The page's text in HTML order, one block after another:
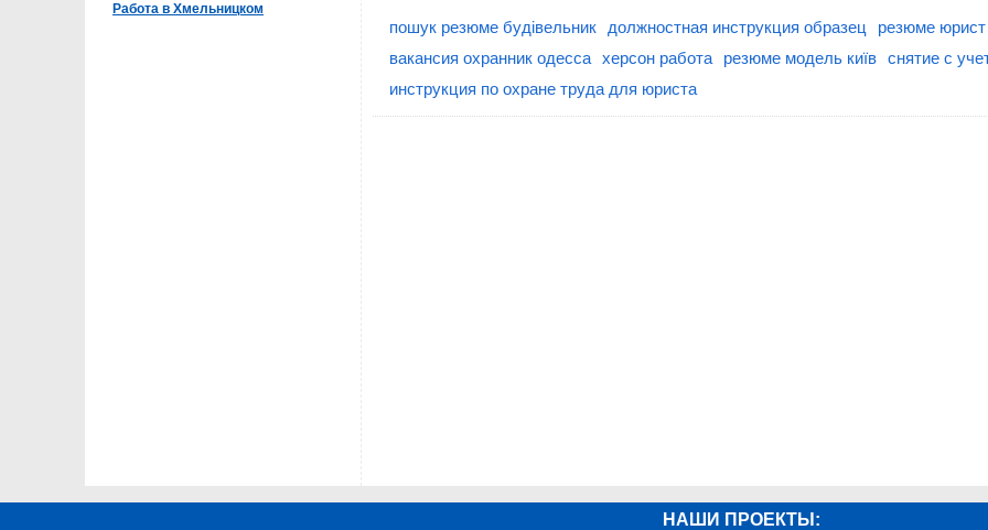
Работа в Хмельницком
пошук резюме будівельник должностная инструкция образец
резюме
вакансия охранник одесса херсон работа резюме модель київ снятие с
инструкция по охране труда для юриста
НАШИ ПРОЕКТЫ: